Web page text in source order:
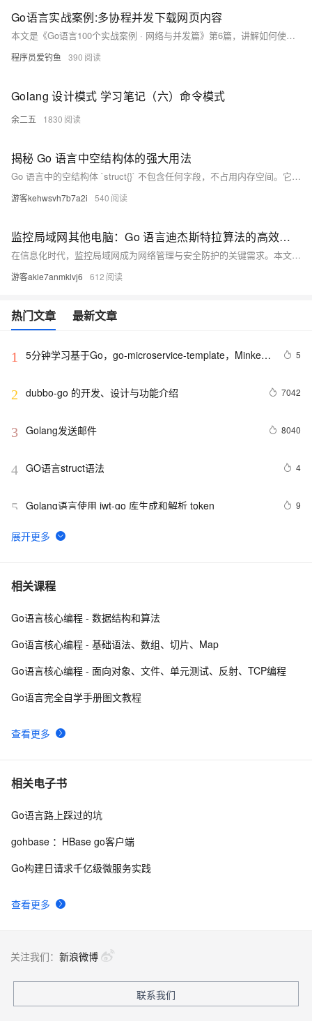
Go语言实战案例:多协程并发下载网页内容
本文是《Go语言100个实战案例 · 网络与并发篇》第6篇，讲解如何使用 Goroutine 和 Channel 实现多协程并发抓取网页内容，提升网络请求效率。通过实战掌握高并发编程技巧，构建爬虫、内容聚合器等工具，涵盖 WaitGroup、超时控制、错误处理等核心知识点。
程序员爱钓鱼 390
Golang 设计模式 学习笔记（六）命令模式
余二五 1830
揭秘 Go 语言中空结构体的强大用法
Go 语言中的空结构体 `struct{}` 不包含任何字段，不占用内存空间。它在实际编程中有多种典型用法：1) 结合 map 实现集合（set）类型；2) 与 channel 搭配用于信号通知；3) 申请超大容量的 Slice 和 Array 以节省内存；4) 作为接口实现时明确表示不关注值。此外，需要注意的是，空结构体作为字段时可能会因内存对齐原因占用额外空间。建议将空结构体放在外层结构体的第一个字段以优化内存使用。
游客kehwsvh7b7a2i 540
监控局域网其他电脑：Go 语言迪杰斯特拉算法的高效应用
在信息化时代，监控局域网成为网络管理与安全防护的关键需求。本文探讨了迪杰斯特拉（Dijkstra）算法在监控局域网中的应用，通过计算最短路径优化数据传输和故障检测。文中提供了使用Go语言实现的代码例程，展示了如何高效地进行网络监控，确保局域网的稳定运行和数据安全。迪杰斯特拉算法能减少传输延迟和带宽消耗，及时发现并处理网络故障，适用于复杂网络环境下的管理和维护。
游客akle7anmklvj6 612
热门文章 最新文章
1
5分钟学习基于Go，go-microservice-template，Minke的
5
2 dubbo-go 的开发、设计与功能介绍 7042
3 Golang发送邮件 8040
4 GO语言struct语法 4
5 Golang语言使用 jwt-go 库生成和解析 token 9
6 Go——小白学习之方法
7 Go 结构体与 JSON 之间的转换
8 在 Go 语言中使用 exec 包执行 Shell 命令（上）
10详解go语言的array和slice 【二】
相关课程
查看更多
Go语言核心编程 - 数据结构和算法
Go语言核心编程 - 基础语法、数组、切片、Map
Go语言核心编程 - 面向对象、文件、单元测试、反射、TCP编程
Go语言完全自学手册图文教程
相关电子书
查看更多
Go语言路上踩过的坑
gohbase ：HBase go客户端
Go构建日请求千亿级微服务实践
关注我们： 新浪微博
联系我们